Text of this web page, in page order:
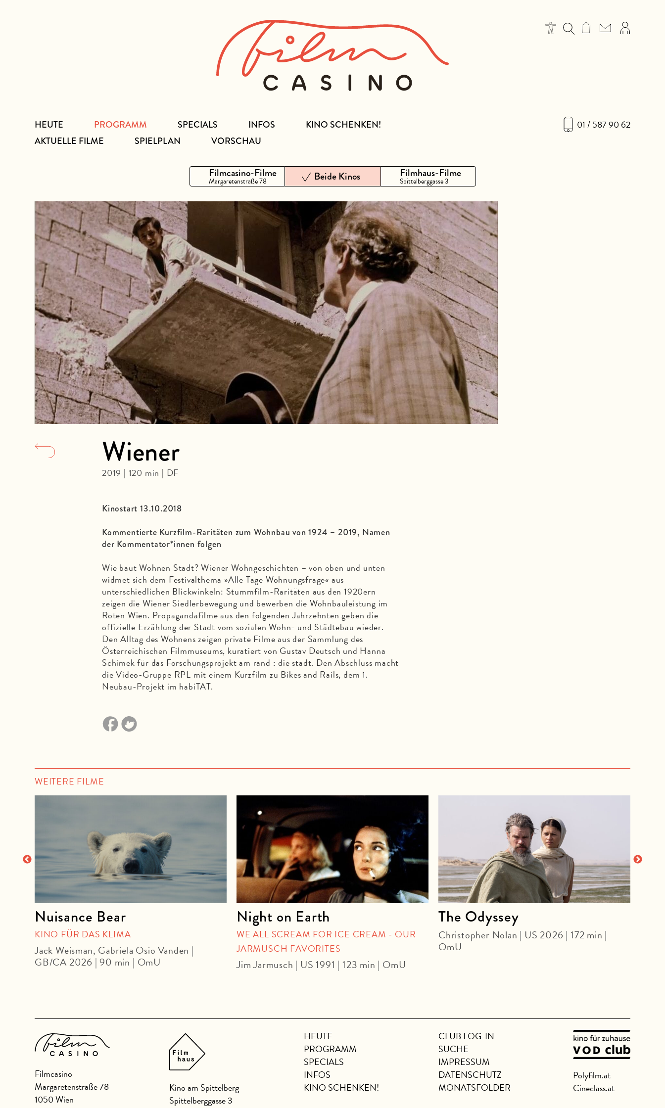
01 / 587 90 62
HEUTE
PROGRAMM
AKTUELLE FILME
SPIELPLAN VORSCHAU
SPECIALS INFOS KINO SCHENKEN!
Filmcasino-Filme
Margaretenstraße 78 Beide Kinos Filmhaus-Filme
Spittelberggasse 3
Wiener
2019 | 120 min | DF
Kinostart 13.10.2018
Kommentierte Kurzfilm-Raritäten zum Wohnbau von 1924 – 2019, Namen
der Kommentator*innen folgen
Wie baut Wohnen Stadt? Wiener Wohngeschichten – von oben und unten
widmet sich dem Festivalthema »Alle Tage Wohnungsfrage« aus
unterschiedlichen Blickwinkeln: Stummfilm-Raritäten aus den 1920ern
zeigen die Wiener Siedlerbewegung und bewerben die Wohnbauleistung im
Roten Wien. Propagandafilme aus den folgenden Jahrzehnten geben die
offizielle Erzählung der Stadt vom sozialen Wohn- und Städtebau wieder.
Den Alltag des Wohnens zeigen private Filme aus der Sammlung des
Österreichischen Filmmuseums, kuratiert von Gustav Deutsch und Hanna
Schimek für das Forschungsprojekt am rand : die stadt. Den Abschluss macht
die Video-Gruppe RPL mit einem Kurzfilm zu Bikes and Rails, dem 1.
Neubau-Projekt im habiTAT.
WEITERE FILME
Nuisance Bear
KINO FÜR DAS KLIMA
Jack Weisman, Gabriela Osio Vanden |
GB/CA 2026 | 90 min | OmU
Night on Earth
WE ALL SCREAM FOR ICE CREAM - OUR
JARMUSCH FAVORITES
Jim Jarmusch | US 1991 | 123 min | OmU
The Odyssey
Christopher Nolan | US 2026 | 172 min |
OmU
Filmcasino
Margaretenstraße 78
1050 Wien
Kino am Spittelberg
Spittelberggasse 3
HEUTE
PROGRAMM
SPECIALS
INFOS
KINO SCHENKEN!
CLUB LOG-IN
SUCHE
IMPRESSUM
DATENSCHUTZ
MONATSFOLDER
Polyfilm.at
Cineclass.at